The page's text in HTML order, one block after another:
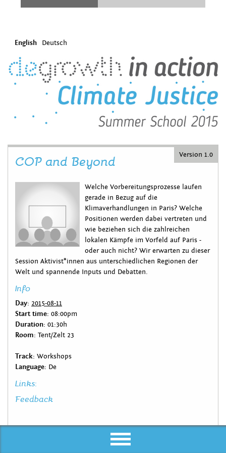
English Deutsch
Version 1.0
COP and Beyond
Welche Vorbereitungsprozesse laufen
gerade in Bezug auf die
Klimaverhandlungen in Paris? Welche
Positionen werden dabei vertreten und
wie beziehen sich die zahlreichen
lokalen Kämpfe im Vorfeld auf Paris -
oder auch nicht? Wir erwarten zu dieser
Session Aktivist*innen aus unterschiedlichen Regionen der
Welt und spannende Inputs und Debatten.
Info
Day: 2015-08-11
Start time: 08:00pm
Duration: 01:30h
Room: Tent/Zelt 23
Track: Workshops
Language: De
Links:
Feedback